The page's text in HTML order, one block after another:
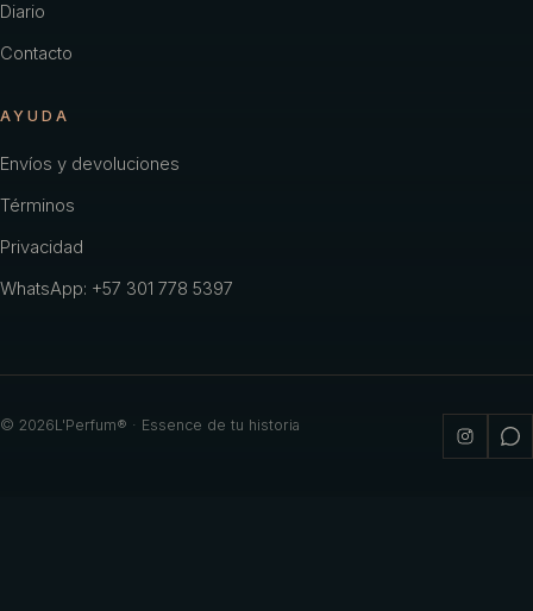
Diario
Contacto
AYUDA
Envíos y devoluciones
Términos
Privacidad
WhatsApp: +57 301 778 5397
© 2026L'Perfum® · Essence de tu historia